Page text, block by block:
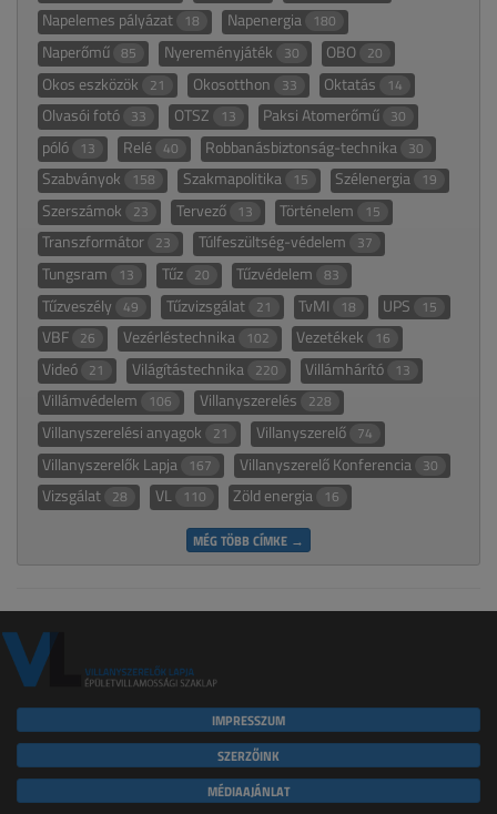
Napelemes pályázat 18 Napenergia 180
Naperőmű 85 Nyereményjáték 30 OBO 20
Okos eszközök 21 Okosotthon 33 Oktatás 14
Olvasói fotó 33 OTSZ 13 Paksi Atomerőmű 30
póló 13 Relé 40 Robbanásbiztonság-technika 30
Szabványok 158 Szakmapolitika 15 Szélenergia 19
Szerszámok 23 Tervező 13 Történelem 15
Transzformátor 23 Túlfeszültség-védelem 37
Tungsram 13 Tűz 20 Tűzvédelem 83
Tűzveszély 49 Tűzvizsgálat 21 TvMI 18 UPS 15
VBF 26 Vezérléstechnika 102 Vezetékek 16
Videó 21 Világítástechnika 220 Villámhárító 13
Villámvédelem 106 Villanyszerelés 228
Villanyszerelési anyagok 21 Villanyszerelő 74
Villanyszerelők Lapja 167 Villanyszerelő Konferencia 30
Vizsgálat 28 VL 110 Zöld energia 16
MÉG TÖBB CÍMKE →
IMPRESSZUM
SZERZŐINK
MÉDIAAJÁNLAT